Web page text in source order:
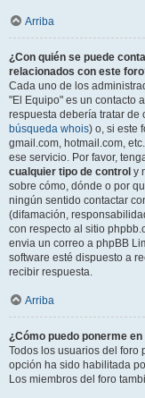
Arriba
¿Con quién se puede
relacionados con este
Cada uno de los
"El Equipo" es un contacto
respuesta debería tratar de
búsqueda whois) o, si este
gmail.com, hotmail.com,
ese servicio. Por favor,
cualquier tipo de control y
sobre cómo, dónde o por
ningún sentido contactar
(difamación,
con respecto al sitio
envia un correo a phpBB
software esté dispuesto a
recibir respuesta.
Arriba
¿Cómo puedo ponerme
Todos los usuarios del foro
opción ha sido habilitada
Los miembros del foro